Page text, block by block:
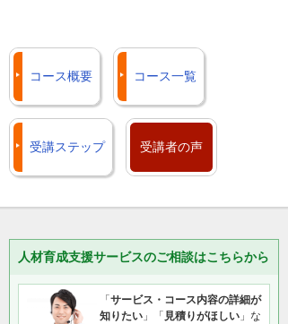
コース概要 コース一覧
受講ステップ 受講者の声
人材育成支援サービスのご相談はこちらから
「サービス・コース内容の詳細が
知りたい 」「 見積りがほしい 」な